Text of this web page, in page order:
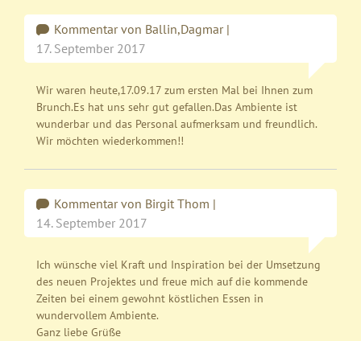
Kommentar von Ballin,Dagmar |
17. September 2017
Wir waren heute,17.09.17 zum ersten Mal bei Ihnen zum
Brunch.Es hat uns sehr gut gefallen.Das Ambiente ist
wunderbar und das Personal aufmerksam und freundlich.
Wir möchten wiederkommen!!
Kommentar von Birgit Thom |
14. September 2017
Ich wünsche viel Kraft und Inspiration bei der Umsetzung
des neuen Projektes und freue mich auf die kommende
Zeiten bei einem gewohnt köstlichen Essen in
wundervollem Ambiente.
Ganz liebe Grüße